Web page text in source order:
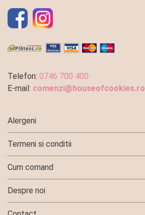
Telefon: 0746 700 400
E-mail: comenzi@houseofcookies.ro
Alergeni
Termeni si conditii
Cum comand
Despre noi